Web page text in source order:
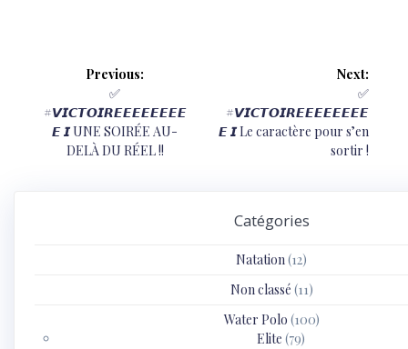
Navigation
de
l’article
Previous:
Previous
post:
✅
#𝙑𝙄𝘾𝙏𝙊𝙄𝙍𝙀𝙀𝙀𝙀𝙀𝙀𝙀𝙀
𝙀 𝙄 UNE SOIRÉE AU-
DELÀ DU RÉEL !!
Next:
Next
post:
✅
#𝙑𝙄𝘾𝙏𝙊𝙄𝙍𝙀𝙀𝙀𝙀𝙀𝙀𝙀𝙀
𝙀 𝙄 Le caractère pour s’en
sortir !
Catégories
Natation(12)
Non classé (11)
Water Polo (100)
Elite (79)